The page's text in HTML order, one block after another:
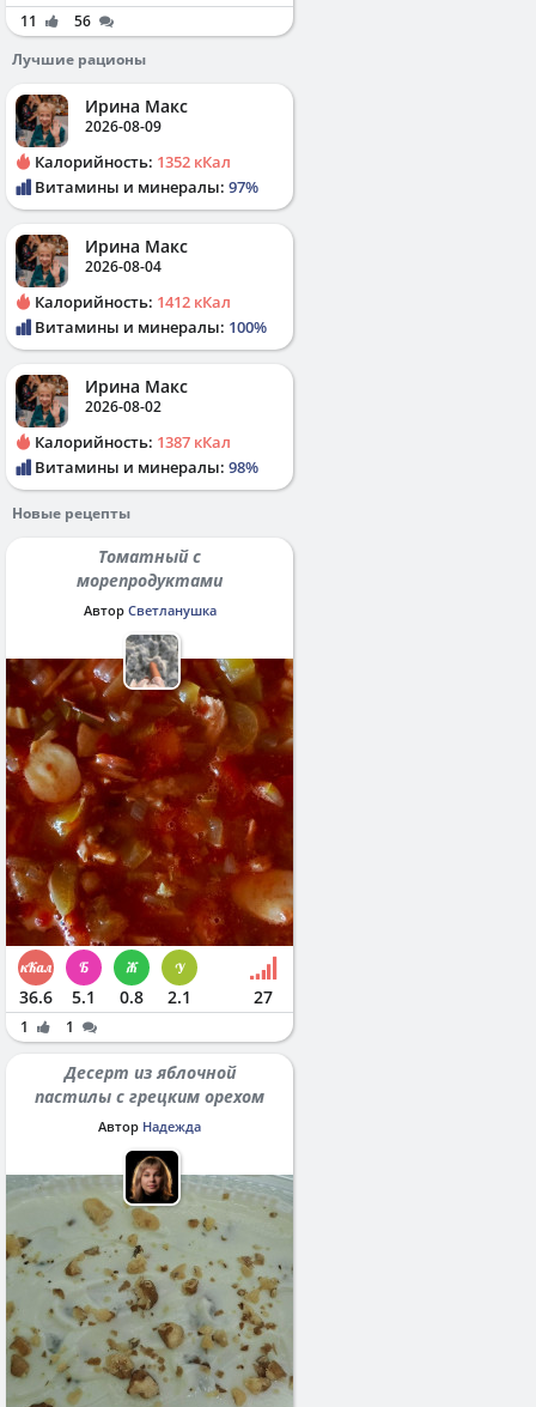
11
56
Лучшие рационы
Ирина Макс
2026-08-09
Калорийность: 1352 кКал
Витамины и минералы: 97%
Ирина Макс
2026-08-04
Калорийность: 1412 кКал
Витамины и минералы: 100%
Ирина Макс
2026-08-02
Калорийность: 1387 кКал
Витамины и минералы: 98%
Новые рецепты
Томатный с
морепродуктами
Автор Светланушка
36.6 5.1 0.8 2.1 27
1 1
Десерт из яблочной
пастилы с грецким орехом
Автор Надежда